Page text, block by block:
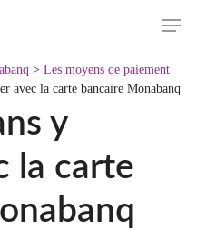
Menu
> Les moyens de paiement
avec la carte bancaire Monabanq
y
la carte